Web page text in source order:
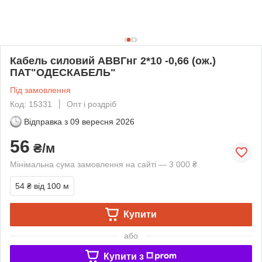
Кабель силовий АВВГнг 2*10 -0,66 (ож.)
ПАТ"ОДЕСКАБЕЛЬ"
Під замовлення
Код: 15331
Опт і роздріб
Відправка з 09 вересня 2026
56 ₴/м
Мінімальна сума замовлення на сайті — 3 000 ₴
54 ₴ від 100 м
Купити
або
Купити з